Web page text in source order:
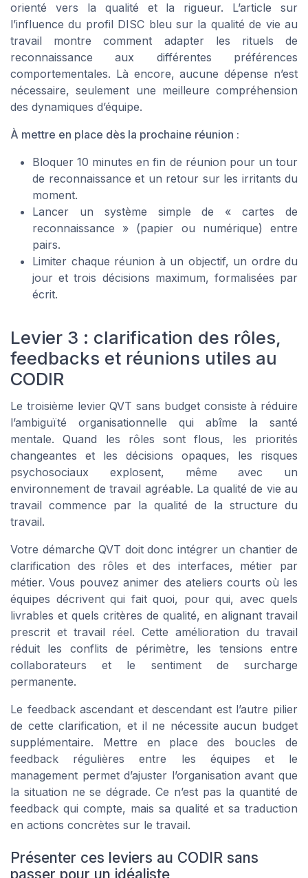
orienté vers la qualité et la rigueur. L’article sur
l’influence du profil DISC bleu sur la qualité de vie au
travail montre comment adapter les rituels de
reconnaissance aux différentes préférences
comportementales. Là encore, aucune dépense n’est
nécessaire, seulement une meilleure compréhension
des dynamiques d’équipe.
À mettre en place dès la prochaine réunion :
Bloquer 10 minutes en fin de réunion pour un tour
de reconnaissance et un retour sur les irritants du
moment.
Lancer un système simple de « cartes de
reconnaissance » (papier ou numérique) entre
pairs.
Limiter chaque réunion à un objectif, un ordre du
jour et trois décisions maximum, formalisées par
écrit.
Levier 3 : clarification des rôles,
feedbacks et réunions utiles au
CODIR
Le troisième levier QVT sans budget consiste à réduire
l’ambiguïté organisationnelle qui abîme la santé
mentale. Quand les rôles sont flous, les priorités
changeantes et les décisions opaques, les risques
psychosociaux explosent, même avec un
environnement de travail agréable. La qualité de vie au
travail commence par la qualité de la structure du
travail.
Votre démarche QVT doit donc intégrer un chantier de
clarification des rôles et des interfaces, métier par
métier. Vous pouvez animer des ateliers courts où les
équipes décrivent qui fait quoi, pour qui, avec quels
livrables et quels critères de qualité, en alignant travail
prescrit et travail réel. Cette amélioration du travail
réduit les conflits de périmètre, les tensions entre
collaborateurs et le sentiment de surcharge
permanente.
Le feedback ascendant et descendant est l’autre pilier
de cette clarification, et il ne nécessite aucun budget
supplémentaire. Mettre en place des boucles de
feedback régulières entre les équipes et le
management permet d’ajuster l’organisation avant que
la situation ne se dégrade. Ce n’est pas la quantité de
feedback qui compte, mais sa qualité et sa traduction
en actions concrètes sur le travail.
Présenter ces leviers au CODIR sans
passer pour un idéaliste